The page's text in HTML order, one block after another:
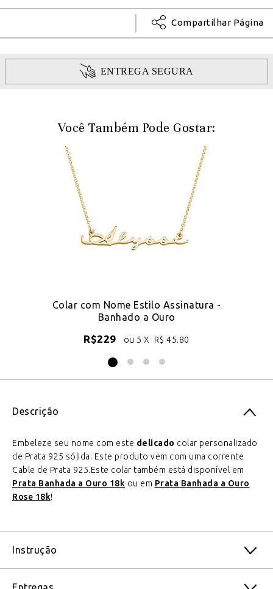
Compartilhar Página
ENTREGA SEGURA
Você Também Pode Gostar:
Colar com Nome Estilo Assinatura -
Banhado a Ouro
R$229 ou 5 X R$ 45.80
Descrição
Embeleze seu nome com este delicado colar personalizado
de Prata 925 sólida. Este produto vem com uma corrente
Cable de Prata 925.Este colar também está disponível em
Prata Banhada a Ouro 18k ou em Prata Banhada a Ouro
Rose 18k!
Instrução